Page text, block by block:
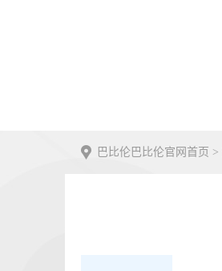
巴比伦巴比伦官网首页 >